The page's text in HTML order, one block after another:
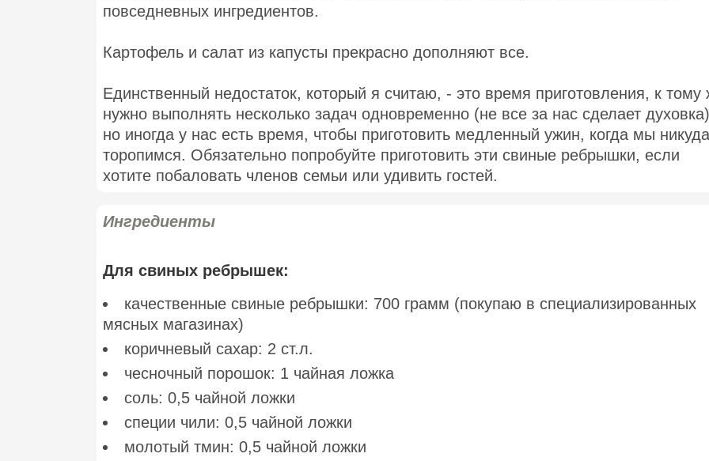
повседневных ингредиентов.
Картофель и салат из капусты прекрасно дополняют все.
Единственный недостаток, который я считаю, - это время приготовления, к тому
нужно выполнять несколько задач одновременно (не все за нас сделает
но иногда у нас есть время, чтобы приготовить медленный ужин, когда мы
торопимся. Обязательно попробуйте приготовить эти свиные ребрышки, если
хотите побаловать членов семьи или удивить гостей.
Ингредиенты
Для свиных ребрышек:
качественные свиные ребрышки: 700 грамм (покупаю в специализированных
мясных магазинах)
коричневый сахар: 2 ст.л.
чесночный порошок: 1 чайная ложка
соль: 0,5 чайной ложки
специи чили: 0,5 чайной ложки
молотый тмин: 0,5 чайной ложки